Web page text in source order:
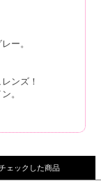
ー。
ンズ！
。
ェックした商品